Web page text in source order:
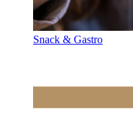
Snack & Gastro